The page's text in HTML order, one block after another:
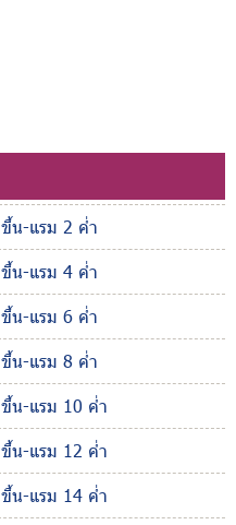
ขึ้น-แรม 2 ค่ำ
ขึ้น-แรม 4 ค่ำ
ขึ้น-แรม 6 ค่ำ
ขึ้น-แรม 8 ค่ำ
ขึ้น-แรม 10 ค่ำ
ขึ้น-แรม 12 ค่ำ
ขึ้น-แรม 14 ค่ำ